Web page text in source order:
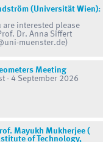
(Universität Wien):
Dr. Anna Siffert
muenster.de)
Meeting
- 4 September 2026
Mayukh Mukherjee (
of Technology,